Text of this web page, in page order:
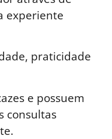
experiente
praticidade
e possuem
consultas